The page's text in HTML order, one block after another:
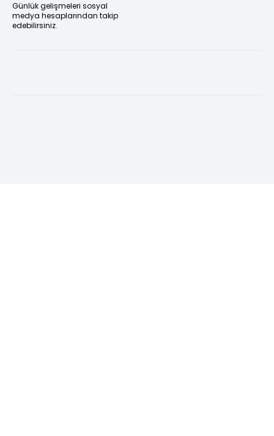
Günlük gelişmeleri sosyal
medya hesaplarından takip
edebilirsiniz.